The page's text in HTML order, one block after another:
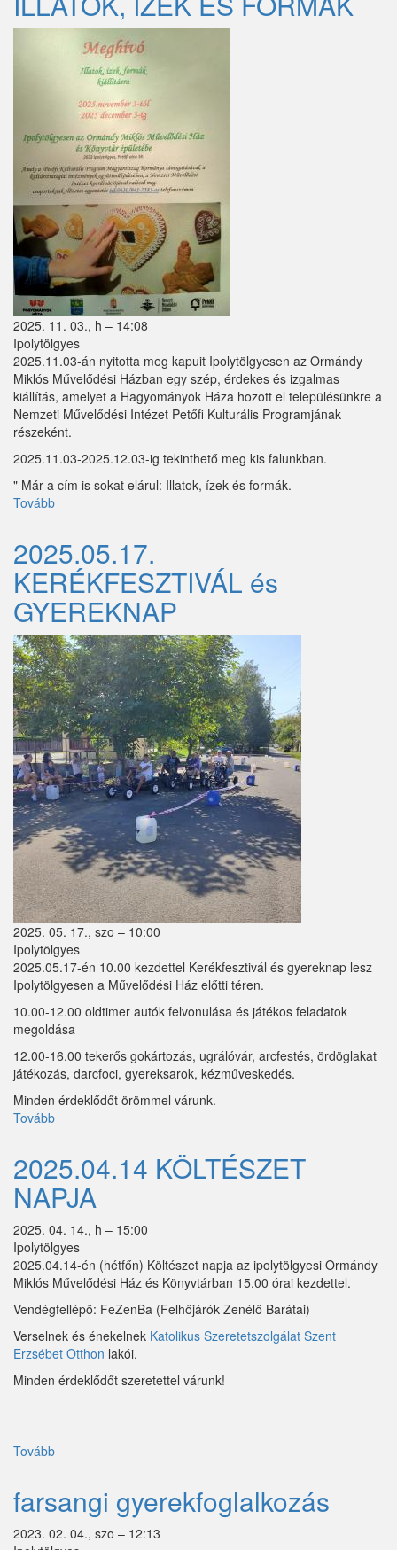
Püspökszilágy
Pusztazámor
Szentlőrinckáta
Szigetbecse
Szigetcsép
Szigetmonostor
Szigetszentmárton
Szigetújfalu
Sződ
Sződliget
Tápióbicske
Tápiógyörgye
Tápióság
Tápiószőlős
Tatárszentgyörgy
Telki
Tésa
Tinnye
Tóalmás
Tök
Újhartyán
Vácegres
Váchartyán
Váckisújfalu
Vácszentlászló
Valkó
Vámosmikola
Verseg
Zsámbok
2025. 11. 03., h – 14:08
Ipolytölgyes
2025.11.03-án nyitotta meg kapuit Ipolytölgyesen az Ormándy
Miklós Művelődési Házban egy szép, érdekes és izgalmas
kiállítás, amelyet a Hagyományok Háza hozott el településünkre a
Nemzeti Művelődési Intézet Petőfi Kulturális Programjának
részeként.
2025.11.03-2025.12.03-ig tekinthető meg kis falunkban.
" Már a cím is sokat elárul: Illatok, ízek és formák.
Tovább
FORMÁK)
2025.05.17.
KERÉKFESZTIVÁL és
GYEREKNAP
2025. 05. 17., szo – 10:00
Ipolytölgyes
2025.05.17-én 10.00 kezdettel Kerékfesztivál és gyereknap lesz
Ipolytölgyesen a Művelődési Ház előtti téren.
10.00-12.00 oldtimer autók felvonulása és játékos feladatok
megoldása
12.00-16.00 tekerős gokártozás, ugrálóvár, arcfestés, ördöglakat
játékozás, darcfoci, gyereksarok, kézműveskedés.
Minden érdeklődőt örömmel várunk.
Tovább
GYEREKNAP)
2025.04.14 KÖLTÉSZET
NAPJA
2025. 04. 14., h – 15:00
Ipolytölgyes
2025.04.14-én (hétfőn) Költészet napja az ipolytölgyesi Ormándy
Miklós Művelődési Ház és Könyvtárban 15.00 órai kezdettel.
Vendégfellépő: FeZenBa (Felhőjárók Zenélő Barátai)
Verselnek és énekelnek Katolikus Szeretetszolgálat Szent
Erzsébet Otthon lakói.
Minden érdeklődőt szeretettel várunk!
Tovább
farsangi gyerekfoglalkozás
2023. 02. 04., szo – 12:13